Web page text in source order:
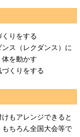
くりをする
ス（レクダンス）に
を動かす
づくりをする
もアレンジできると
ちろん全国大会等で